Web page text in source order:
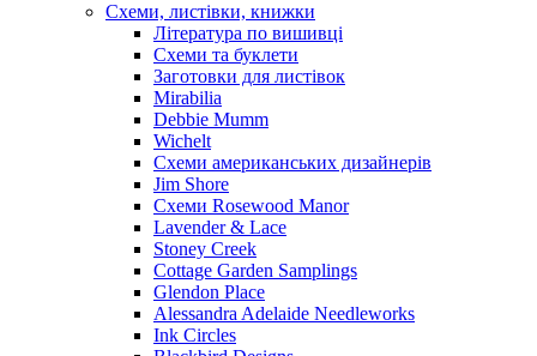
Схеми, листівки, книжки
Література по вишивці
Схеми та буклети
Заготовки для листівок
Mirabilia
Debbie Mumm
Wichelt
Схеми американських дизайнерів
Jim Shore
Cхеми Rosewood Manor
Lavender & Lace
Stoney Creek
Cottage Garden Samplings
Glendon Place
Alessandra Adelaide Needleworks
Ink Circles